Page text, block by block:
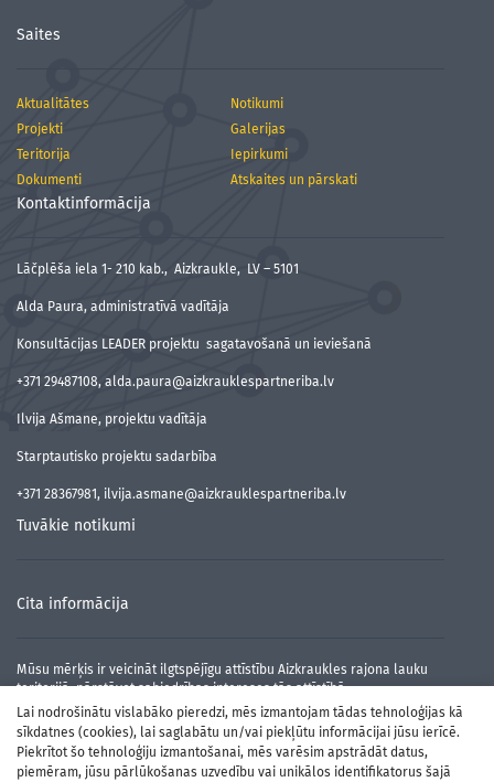
Lai nodrošinātu vislabāko pieredzi, mēs izmantojam tādas tehnoloģijas kā
sīkdatnes (cookies), lai saglabātu un/vai piekļūtu informācijai jūsu ierīcē.
Piekrītot šo tehnoloģiju izmantošanai, mēs varēsim apstrādāt datus,
piemēram, jūsu pārlūkošanas uzvedību vai unikālos identifikatorus šajā
Saites
Aktualitātes
Notikumi
Projekti
Galerijas
Teritorija
Iepirkumi
Dokumenti
Atskaites un pārskati
Kontaktinformācija
Lāčplēša iela 1- 210 kab., Aizkraukle, LV – 5101
Alda Paura, administratīvā vadītāja
Konsultācijas LEADER projektu sagatavošanā un ieviešanā
+371 29487108, alda.paura@aizkrauklespartneriba.lv
Ilvija Ašmane, projektu vadītāja
Starptautisko projektu sadarbība
+371 28367981, ilvija.asmane@aizkrauklespartneriba.lv
Tuvākie notikumi
Cita informācija
Mūsu mērķis ir veicināt ilgtspējīgu attīstību Aizkraukles rajona lauku
teritorijā, pārstāvot sabiedrības intereses tās attīstībā.